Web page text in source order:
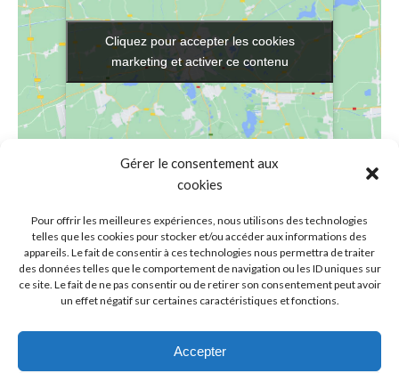
Gérer le consentement aux
cookies
Pour offrir les meilleures expériences, nous utilisons des technologies
telles que les cookies pour stocker et/ou accéder aux informations des
appareils. Le fait de consentir à ces technologies nous permettra de traiter
des données telles que le comportement de navigation ou les ID uniques sur
ce site. Le fait de ne pas consentir ou de retirer son consentement peut avoir
un effet négatif sur certaines caractéristiques et fonctions.
Accepter
Ecoles Sainte-Marie
rue de l'Olive, 5
La Louvière, Hainaut7100 Belgium + Google Map
Cliquez pour accepter les cookies
marketing et activer ce contenu
Cliquez pour accepter les cookies
marketing et activer ce contenu